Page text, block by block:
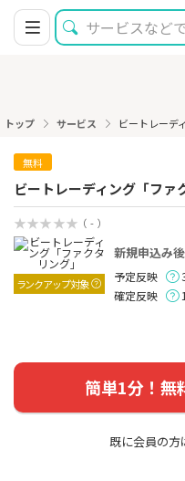
トップ サービス ビートレーデ
無料
ビートレーディング「ファ
（ - ）
ランクアップ対象
新規申込み
予定反映
確定反映
簡単1分！無
既に会員の方